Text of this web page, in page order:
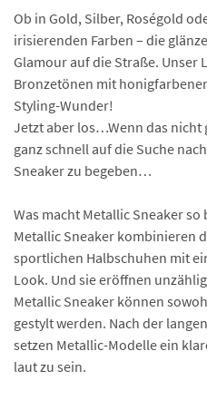
Ob in Gold, Silber, Roségold
irisierenden Farben – die
Glamour auf die Straße. Unser
Bronzetönen mit
Styling-Wunder!
Jetzt aber los…Wenn das nicht
ganz schnell auf die Suche
Sneaker zu begeben…
Was macht Metallic Sneaker so
Metallic Sneaker kombinieren
sportlichen Halbschuhen mit
Look. Und sie eröffnen
Metallic Sneaker können
gestylt werden. Nach der
setzen Metallic-Modelle ein
laut zu sein.